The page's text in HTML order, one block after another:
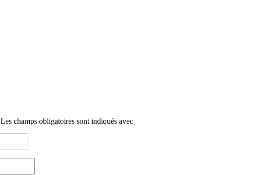
Les champs obligatoires sont indiqués avec